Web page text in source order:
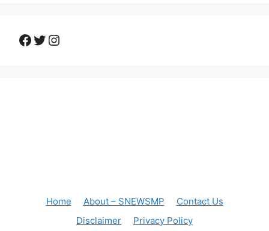
Facebook
Twitter
Instagram
Home About – SNEWSMP
Contact Us
Disclaimer
Privacy Policy